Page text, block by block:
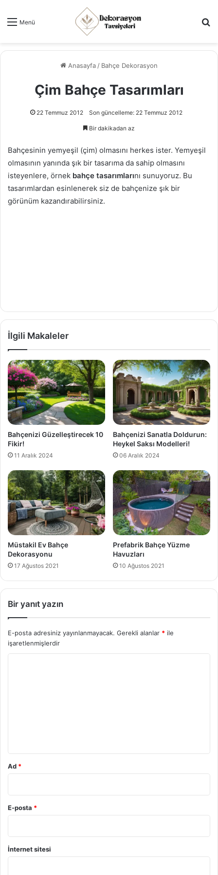
Menü
Anasayfa / Bahçe Dekorasyon
Çim Bahçe Tasarımları
22 Temmuz 2012 Son güncelleme: 22 Temmuz 2012
Bir dakikadan az
Bahçesinin yemyeşil (çim) olmasını herkes ister. Yemyeşil
olmasının yanında şık bir tasarıma da sahip olmasını
isteyenlere, örnek bahçe tasarımlarını sunuyoruz. Bu
tasarımlardan esinlenerek siz de bahçenize şık bir
görünüm kazandırabilirsiniz.
İlgili Makaleler
Bahçenizi Güzelleştirecek 10
Fikir!
11 Aralık 2024
Bahçenizi Sanatla Doldurun:
Heykel Saksı Modelleri!
06 Aralık 2024
Müstakil Ev Bahçe
Dekorasyonu
17 Ağustos 2021
Prefabrik Bahçe Yüzme
Havuzları
10 Ağustos 2021
Bir yanıt yazın
E-posta adresiniz yayınlanmayacak. Gerekli alanlar * ile
işaretlenmişlerdir
Ad *
E-posta *
İnternet sitesi